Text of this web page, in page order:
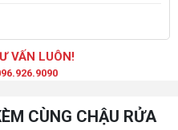
VẤN LUÔN!
CÙNG CHẬU RỬA